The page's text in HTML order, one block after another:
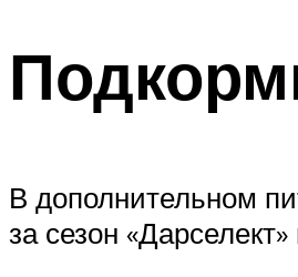
В дополнительном
за сезон